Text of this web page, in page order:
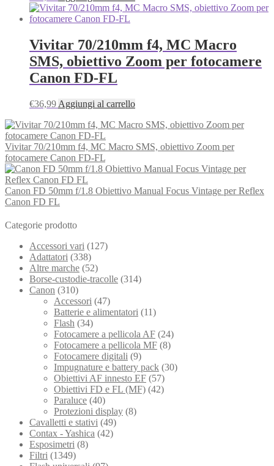
Vivitar 70/210mm f4, MC Macro
SMS, obiettivo Zoom per fotocamere
Canon FD-FL
€36,99 Aggiungi al carrello
Vivitar 70/210mm f4, MC Macro SMS, obiettivo Zoom per
fotocamere Canon FD-FL
Canon FD 50mm f/1.8 Obiettivo Manual Focus Vintage per Reflex
Canon FD FL
Categorie prodotto
Accessori vari (127)
Adattatori (338)
Altre marche (52)
Borse-custodie-tracolle (314)
Canon (310)
Accessori (47)
Batterie e alimentatori (11)
Flash (34)
Fotocamere a pellicola AF (24)
Fotocamere a pellicola MF (8)
Fotocamere digitali (9)
Impugnature e battery pack (30)
Obiettivi AF innesto EF (57)
Obiettivi FD e FL (MF) (42)
Paraluce (40)
Protezioni display (8)
Cavalletti e stativi (49)
Contax - Yashica (42)
Esposimetri (8)
Filtri (1349)